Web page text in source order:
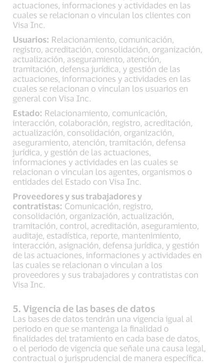
actuaciones, informaciones y actividades en las
cuales se relacionan o vinculan los clientes con
Visa Inc.
Usuarios: Relacionamiento, comunicación,
registro, acreditación, consolidación, organización,
actualización, aseguramiento, atención,
tramitación, defensa jurídica, y gestión de las
actuaciones, informaciones y actividades en las
cuales se relacionan o vinculan los usuarios en
general con Visa Inc.
Estado: Relacionamiento, comunicación,
interacción, colaboración, registro, acreditación,
actualización, consolidación, organización,
aseguramiento, atención, tramitación, defensa
jurídica, y gestión de las actuaciones,
informaciones y actividades en las cuales se
relacionan o vinculan los agentes, organismos o
entidades del Estado con Visa Inc.
Proveedores y sus trabajadores y
contratistas: Comunicación, registro,
consolidación, organización, actualización,
tramitación, control, acreditación, aseguramiento,
auditaje, estadística, reporte, mantenimiento,
interacción, asignación, defensa jurídica, y gestión
de las actuaciones, informaciones y actividades en
las cuales se relacionan o vinculan a los
proveedores y sus trabajadores y contratistas con
Visa Inc.
5. Vigencia de las bases de datos
Las bases de datos tendrán una vigencia igual al
periodo en que se mantenga la finalidad o
finalidades del tratamiento en cada base de datos,
o el periodo de vigencia que señale una causa legal,
contractual o jurisprudencial de manera específica.